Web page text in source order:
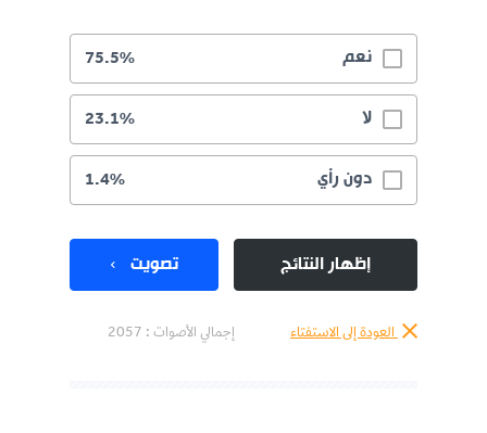
نعم 75.5%
لا 23.1%
دون رأي 1.4%
إظهار النتائج تصويت
العودة إلى الاستفتاء إجمالي الأصوات : 2057